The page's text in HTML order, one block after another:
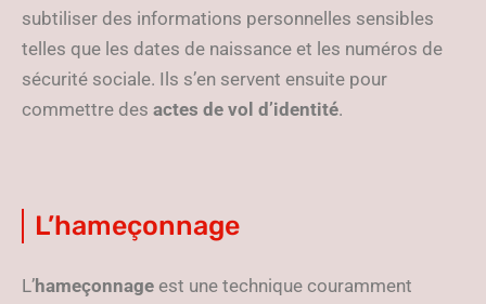
subtiliser des informations personnelles sensibles
telles que les dates de naissance et les numéros de
sécurité sociale. Ils s’en servent ensuite pour
commettre des actes de vol d’identité.
L’hameçonnage
L’hameçonnage est une technique couramment